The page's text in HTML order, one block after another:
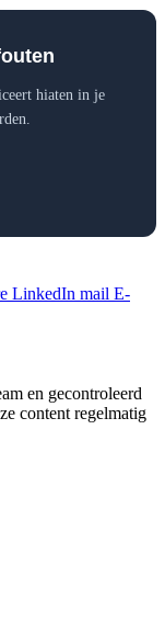
hiaten in je
LinkedIn mail E-
en gecontroleerd
content regelmatig